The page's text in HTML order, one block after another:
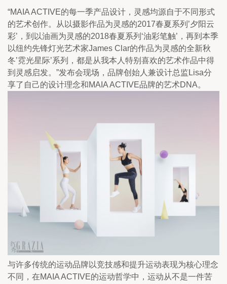
“MAIA ACTIVE的每一季产品设计，灵感均源自于不同形式
的艺术创作。从以摄影作品为灵感的2017春夏系列’夕阳云
彩’，到以油画为灵感的2018春夏系列‘油彩笔触’，再到本季
以纽约先锋灯光艺术家James Clar的作品为灵感的全新秋
冬’霓光星际’系列，都是从我本人特别喜欢的艺术作品中得
到灵感启发。”发布会现场，品牌创始人兼设计总监Lisa分
享了自己的设计理念和MAIA ACTIVE品牌的艺术DNA。
与许多传统的运动品牌以竞技感和提升运动表现为核心理念
不同，在MAIA ACTIVE的运动哲学中，运动从不是一件苦